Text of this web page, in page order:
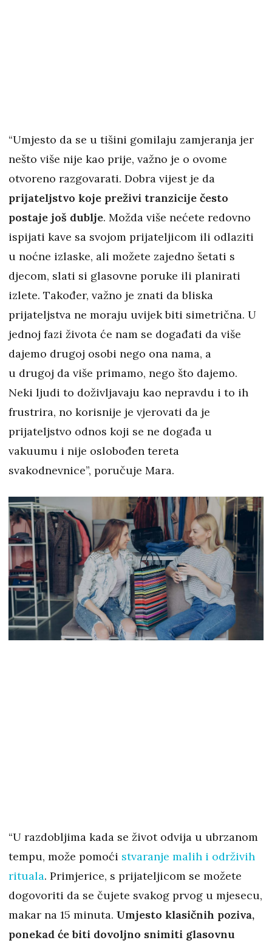
“Umjesto da se u tišini gomilaju zamjeranja jer
nešto više nije kao prije, važno je o ovome
otvoreno razgovarati. Dobra vijest je da
prijateljstvo koje preživi tranzicije često
postaje još dublje. Možda više nećete redovno
ispijati kave sa svojom prijateljicom ili odlaziti
u noćne izlaske, ali možete zajedno šetati s
djecom, slati si glasovne poruke ili planirati
izlete. Također, važno je znati da bliska
prijateljstva ne moraju uvijek biti simetrična. U
jednoj fazi života će nam se događati da više
dajemo drugoj osobi nego ona nama, a
u drugoj da više primamo, nego što dajemo.
Neki ljudi to doživljavaju kao nepravdu i to ih
frustrira, no korisnije je vjerovati da je
prijateljstvo odnos koji se ne događa u
vakuumu i nije oslobođen tereta
svakodnevnice”, poručuje Mara.
“U razdobljima kada se život odvija u ubrzanom
tempu, može pomoći stvaranje malih i održivih
rituala. Primjerice, s prijateljicom se možete
dogovoriti da se čujete svakog prvog u mjesecu,
makar na 15 minuta. Umjesto klasičnih poziva,
ponekad će biti dovoljno snimiti glasovnu